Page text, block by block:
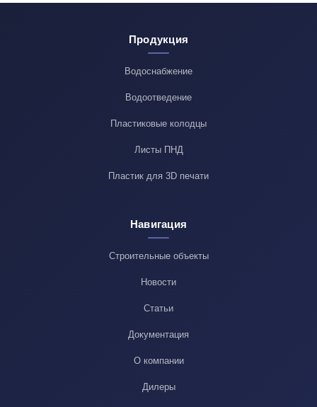
Продукция
Водоснабжение
Водоотведение
Пластиковые колодцы
Листы ПНД
Пластик для 3D печати
Навигация
Строительные объекты
Новости
Статьи
Документация
О компании
Дилеры